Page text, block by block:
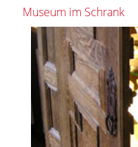
Museum im Schrank